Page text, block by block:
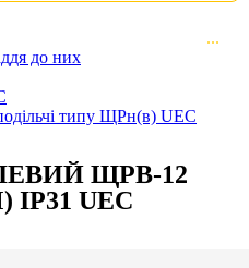
до них
типу ЩРн(в) UEC
ЩРВ-12
IP31 UEC